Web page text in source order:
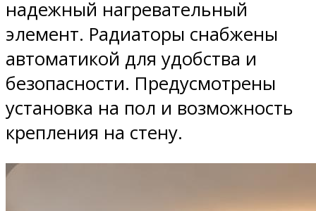
надежный нагревательный
элемент. Радиаторы снабжены
автоматикой для удобства и
безопасности. Предусмотрены
установка на пол и возможность
крепления на стену.